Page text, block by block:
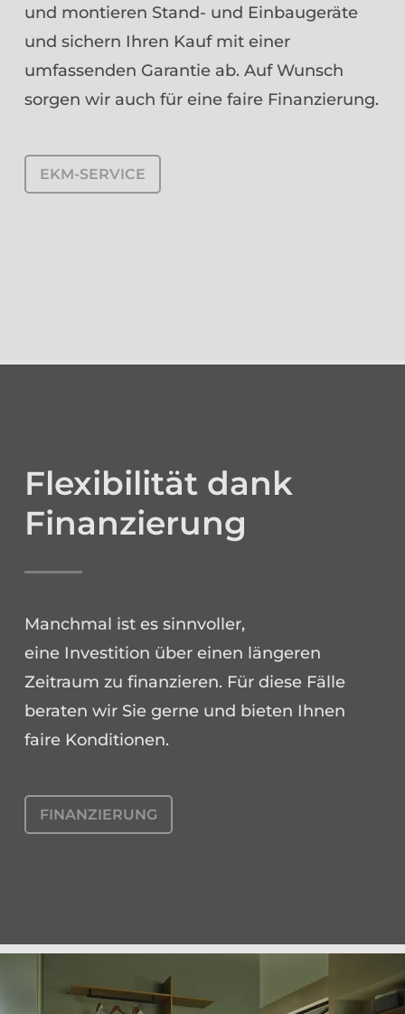
und montieren Stand- und Einbaugeräte
und sichern Ihren Kauf mit einer
umfassenden Garantie ab. Auf Wunsch
sorgen wir auch für eine faire Finanzierung.
EKM-SERVICE
Flexibilität dank
Finanzierung
Manchmal ist es sinnvoller,
eine Investition über einen längeren
Zeitraum zu finanzieren. Für diese Fälle
beraten wir Sie gerne und bieten Ihnen
faire Konditionen.
FINANZIERUNG